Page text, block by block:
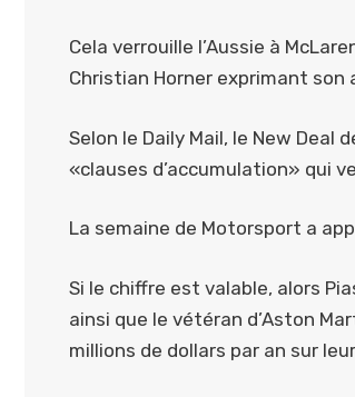
Cela verrouille l’Aussie à
Christian Horner exprimant son
Selon le Daily Mail, le New
«clauses d’accumulation» qui
La semaine de Motorsport a
Si le chiffre est valable, alors
ainsi que le vétéran d’Aston
millions de dollars par an sur